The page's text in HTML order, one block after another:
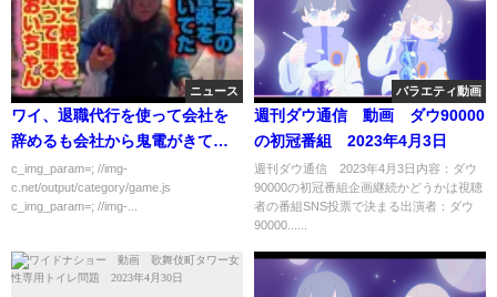
ニュース
ワイ、退職代行を使って会社を
辞めるも会社から鬼電がきてて
泣き叫び震える…
c_img_param=; //img-
c.net/output/category/game.js
c_img_param=; //img-...
バラエティ動画
週刊ダウ通信 動画 ダウ90000
の初冠番組 2023年4月3日
週刊ダウ通信 2023年4月3日内容：ダウ
90000の初冠番組企画継続かどうかは視聴
者の番組SNS投票で決まる出演者：ダウ
90000......